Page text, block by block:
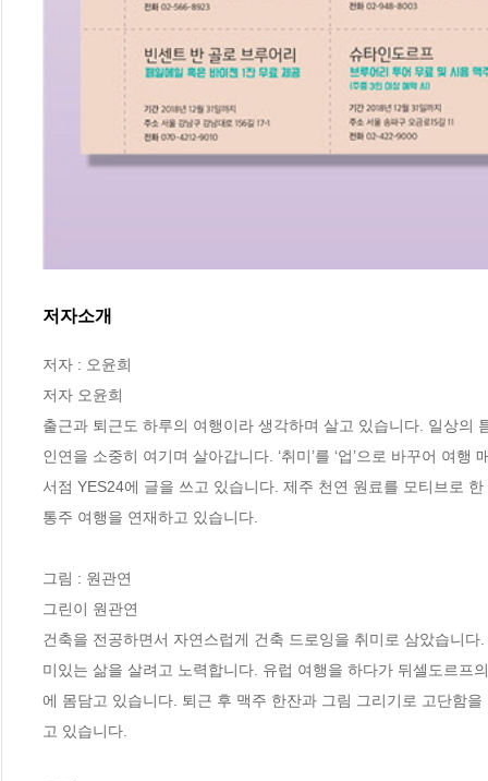
저자소개
저자 : 오윤희
저자 오윤희
출근과 퇴근도 하루의 여행이라 생각하며 살고 있습니다. 일상의
인연을 소중히 여기며 살아갑니다. ‘취미’를 ‘업’으로 바꾸어 여
서점 YES24에 글을 쓰고 있습니다. 제주 천연 원료를 모티브로
통주 여행을 연재하고 있습니다.
그림 : 원관연
그린이 원관연
건축을 전공하면서 자연스럽게 건축 드로잉을 취미로 삼았습니
미있는 삶을 살려고 노력합니다. 유럽 여행을 하다가 뒤셀도르프
에 몸담고 있습니다. 퇴근 후 맥주 한잔과 그림 그리기로 고단함
고 있습니다.